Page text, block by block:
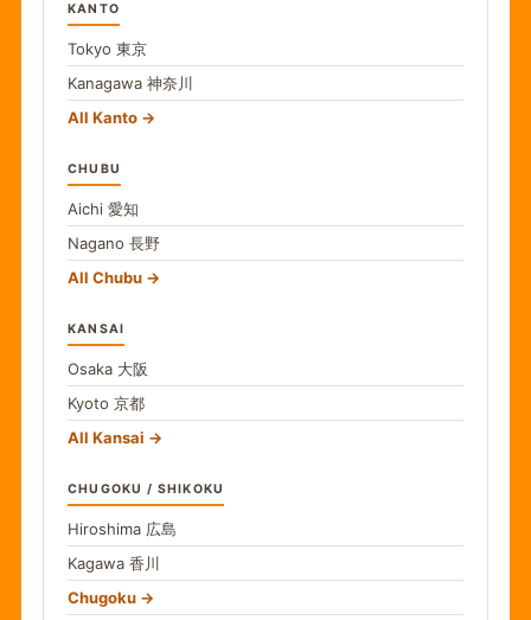
KANTO
Tokyo 東京
Kanagawa 神奈川
All Kanto
CHUBU
Aichi 愛知
Nagano 長野
All Chubu
KANSAI
Osaka 大阪
Kyoto 京都
All Kansai
CHUGOKU / SHIKOKU
Hiroshima 広島
Kagawa 香川
Chugoku